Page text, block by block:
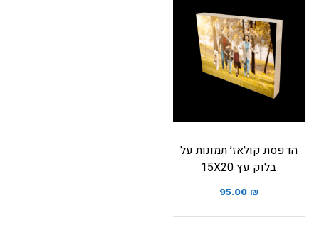
הדפסת קולאז׳ תמונות על
בלוק עץ 15X20
95.00 ₪